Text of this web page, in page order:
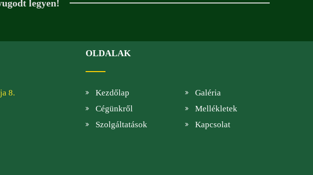
legyen!
8.
OLDALAK
Kezdőlap
Cégünkről
Szolgáltatások
Galéria
Mellékletek
Kapcsolat